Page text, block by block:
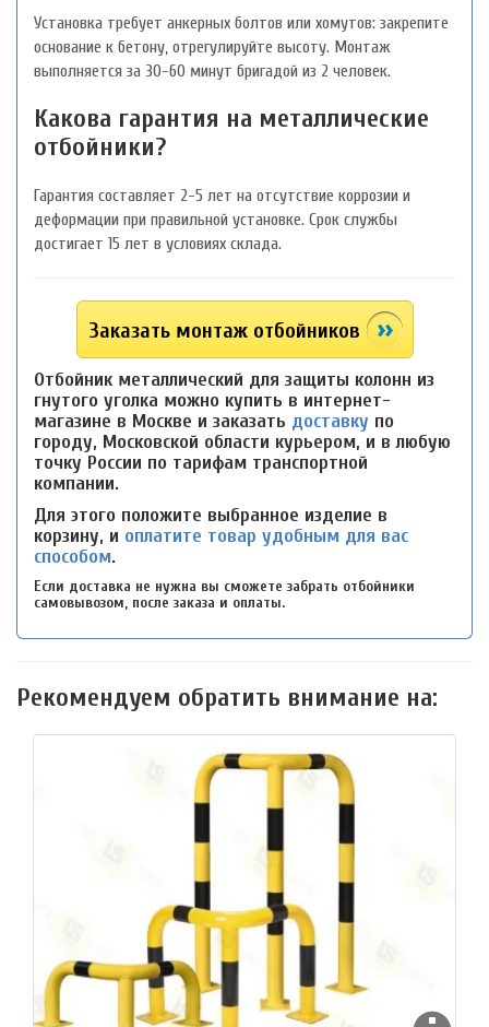
Установка требует анкерных болтов или хомутов: закрепите
основание к бетону, отрегулируйте высоту. Монтаж
выполняется за 30-60 минут бригадой из 2 человек.
Какова гарантия на металлические
отбойники?
Гарантия составляет 2-5 лет на отсутствие коррозии и
деформации при правильной установке. Срок службы
достигает 15 лет в условиях склада.
Заказать монтаж отбойников
Отбойник металлический для защиты колонн из
гнутого уголка можно купить в интернет-
магазине в Москве и заказать доставку по
городу, Московской области курьером, и в любую
точку России по тарифам транспортной
компании.
Для этого положите выбранное изделие в
корзину, и оплатите товар удобным для вас
способом.
Если доставка не нужна вы сможете забрать отбойники
самовывозом, после заказа и оплаты.
Рекомендуем обратить внимание на: